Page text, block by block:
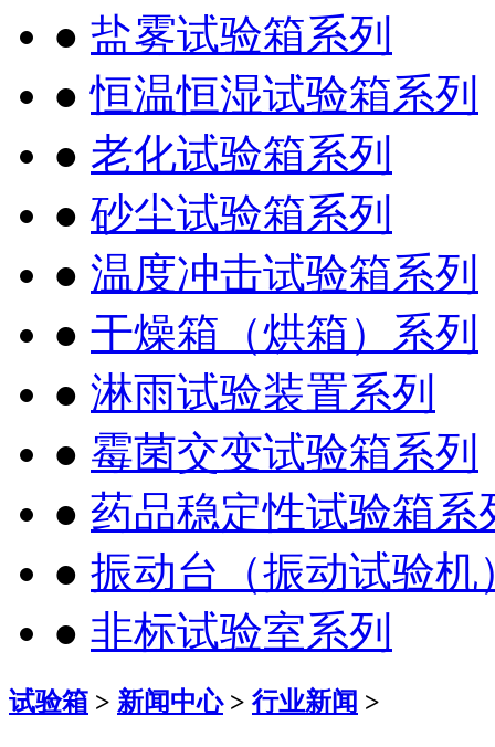
● 盐雾试验箱系列
●恒温恒湿试验箱系列
● 老化试验箱系列
● 砂尘试验箱系列
● 温度冲击试验箱系列
● 干燥箱（烘箱）系列
● 淋雨试验装置系列
● 霉菌交变试验箱系列
● 药品稳定性试验箱系
● 振动台（振动试验机
● 非标试验室系列
试验箱 > 新闻中心> 行业新闻 >